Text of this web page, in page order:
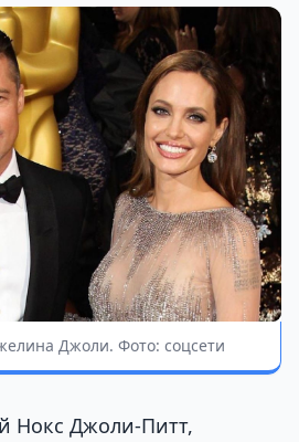
Джоли. Фото: соцсети
Нокс Джоли-Питт,